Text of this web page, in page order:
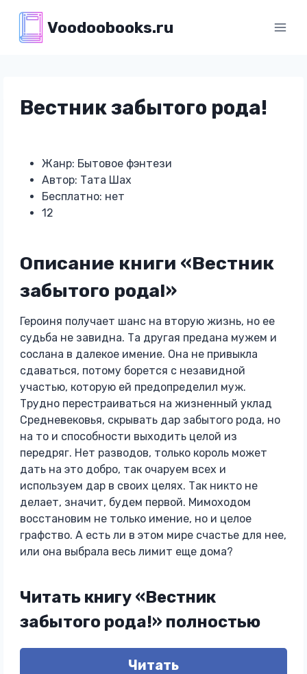
содержимому
Voodoobooks.ru
Вестник забытого рода!
Жанр: Бытовое фэнтези
Автор: Тата Шах
Бесплатно: нет
12
Описание книги «Вестник
забытого рода!»
Героиня получает шанс на вторую жизнь, но ее
судьба не завидна. Та другая предана мужем и
сослана в далекое имение. Она не привыкла
сдаваться, потому борется с незавидной
участью, которую ей предопределил муж.
Трудно перестраиваться на жизненный уклад
Средневековья, скрывать дар забытого рода, но
на то и способности выходить целой из
передряг. Нет разводов, только король может
дать на это добро, так очаруем всех и
используем дар в своих целях. Так никто не
делает, значит, будем первой. Мимоходом
восстановим не только имение, но и целое
графство. А есть ли в этом мире счастье для нее,
или она выбрала весь лимит еще дома?
Читать книгу «Вестник
забытого рода!» полностью
Читать